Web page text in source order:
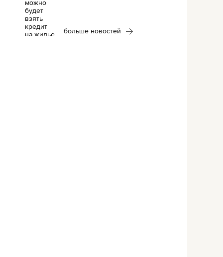
больше новостей